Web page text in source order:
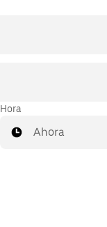
Hora
Ahora